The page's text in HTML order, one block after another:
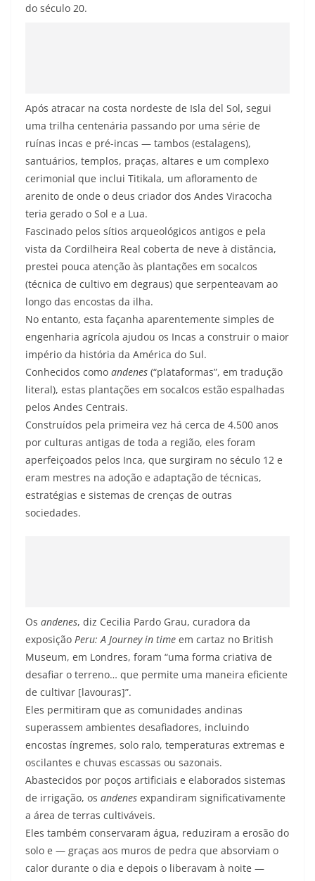
do século 20.
Após atracar na costa nordeste de Isla del Sol, segui
uma trilha centenária passando por uma série de
ruínas incas e pré-incas — tambos (estalagens),
santuários, templos, praças, altares e um complexo
cerimonial que inclui Titikala, um afloramento de
arenito de onde o deus criador dos Andes Viracocha
teria gerado o Sol e a Lua.
Fascinado pelos sítios arqueológicos antigos e pela
vista da Cordilheira Real coberta de neve à distância,
prestei pouca atenção às plantações em socalcos
(técnica de cultivo em degraus) que serpenteavam ao
longo das encostas da ilha.
No entanto, esta façanha aparentemente simples de
engenharia agrícola ajudou os Incas a construir o maior
império da história da América do Sul.
Conhecidos como andenes (“plataformas”, em tradução
literal), estas plantações em socalcos estão espalhadas
pelos Andes Centrais.
Construídos pela primeira vez há cerca de 4.500 anos
por culturas antigas de toda a região, eles foram
aperfeiçoados pelos Inca, que surgiram no século 12 e
eram mestres na adoção e adaptação de técnicas,
estratégias e sistemas de crenças de outras
sociedades.
Os andenes, diz Cecilia Pardo Grau, curadora da
exposição Peru: A Journey in time em cartaz no British
Museum, em Londres, foram “uma forma criativa de
desafiar o terreno… que permite uma maneira eficiente
de cultivar [lavouras]”.
Eles permitiram que as comunidades andinas
superassem ambientes desafiadores, incluindo
encostas íngremes, solo ralo, temperaturas extremas e
oscilantes e chuvas escassas ou sazonais.
Abastecidos por poços artificiais e elaborados sistemas
de irrigação, os andenes expandiram significativamente
a área de terras cultiváveis.
Eles também conservaram água, reduziram a erosão do
solo e — graças aos muros de pedra que absorviam o
calor durante o dia e depois o liberavam à noite —